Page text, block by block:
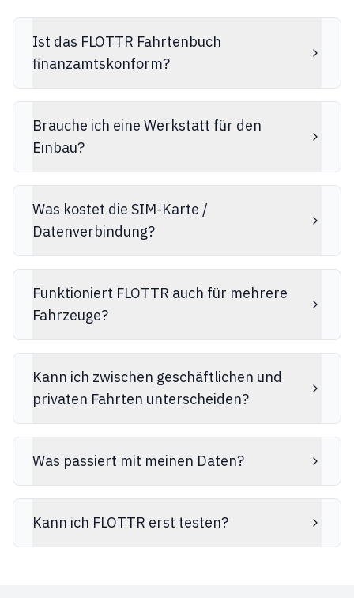
Ist das FLOTTR Fahrtenbuch
finanzamtskonform?
Brauche ich eine Werkstatt für den
Einbau?
Was kostet die SIM-Karte /
Datenverbindung?
Funktioniert FLOTTR auch für mehrere
Fahrzeuge?
Kann ich zwischen geschäftlichen und
privaten Fahrten unterscheiden?
Was passiert mit meinen Daten?
Kann ich FLOTTR erst testen?